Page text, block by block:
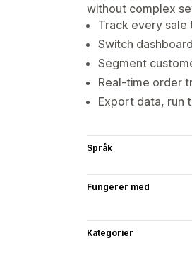
without complex
Track every sale
Switch
Segment
Real-time order
Export data, run
Språk
Fungerer med
Kategorier